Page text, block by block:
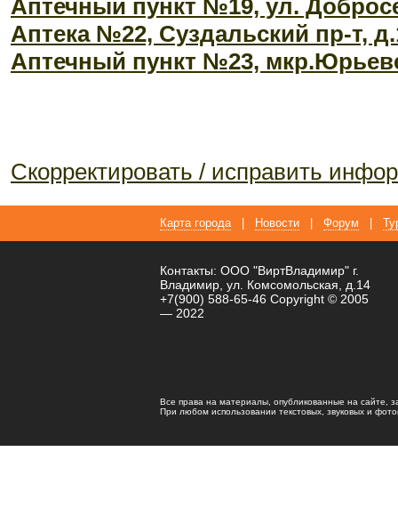
Аптечный пункт №19, ул.
Аптека №22, Суздальский пр-т,
Аптечный пункт №23,
Скорректировать / исправить
Карта города | Новости | Форум |
Контакты: ООО "ВиртВладимир" г.
Владимир, ул. Комсомольская, д.14
+7(900) 588-65-46 Copyright © 2005
— 2022
Все права на материалы, опубликованные на сайте,
При любом использовании текстовых, звуковых и